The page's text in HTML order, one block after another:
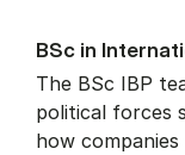
BSc in
The BSc IBP
political forces
how